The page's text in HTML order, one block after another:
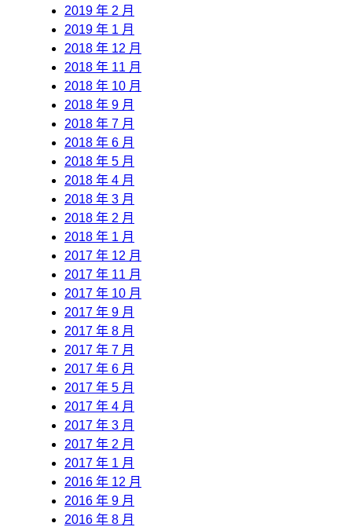
2019 年 2 月
2019 年 1 月
2018 年 12 月
2018 年 11 月
2018 年 10 月
2018 年 9 月
2018 年 7 月
2018 年 6 月
2018 年 5 月
2018 年 4 月
2018 年 3 月
2018 年 2 月
2018 年 1 月
2017 年 12 月
2017 年 11 月
2017 年 10 月
2017 年 9 月
2017 年 8 月
2017 年 7 月
2017 年 6 月
2017 年 5 月
2017 年 4 月
2017 年 3 月
2017 年 2 月
2017 年 1 月
2016 年 12 月
2016 年 9 月
2016 年 8 月